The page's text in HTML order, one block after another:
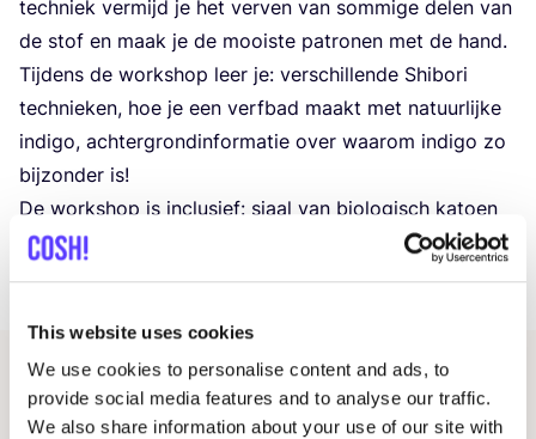
This website uses cookies
We use cookies to personalise content and ads, to
provide social media features and to analyse our traffic.
We also share information about your use of our site with
tech­niek ver­mijd je het ver­ven van som­mi­ge delen van
de stof en maak je de mooi­ste patro­nen met de hand.
Tij­dens de work­shop leer je: ver­schil­len­de Shi­bo­ri
tech­nie­ken, hoe je een verf­bad maakt met natuur­lij­ke
indi­go, ach­ter­grond­in­for­ma­tie over waar­om indi­go zo
bij­zon­der is!
De work­shop is inclu­sief: sjaal van bio­lo­gisch katoen
50x250
cm), alle beno­digd­he­den om patro­nen te
Gerelateerde evenementen